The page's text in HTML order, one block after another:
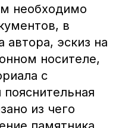
необходимо
в
автора, эскиз на
носителе,
с
из чего